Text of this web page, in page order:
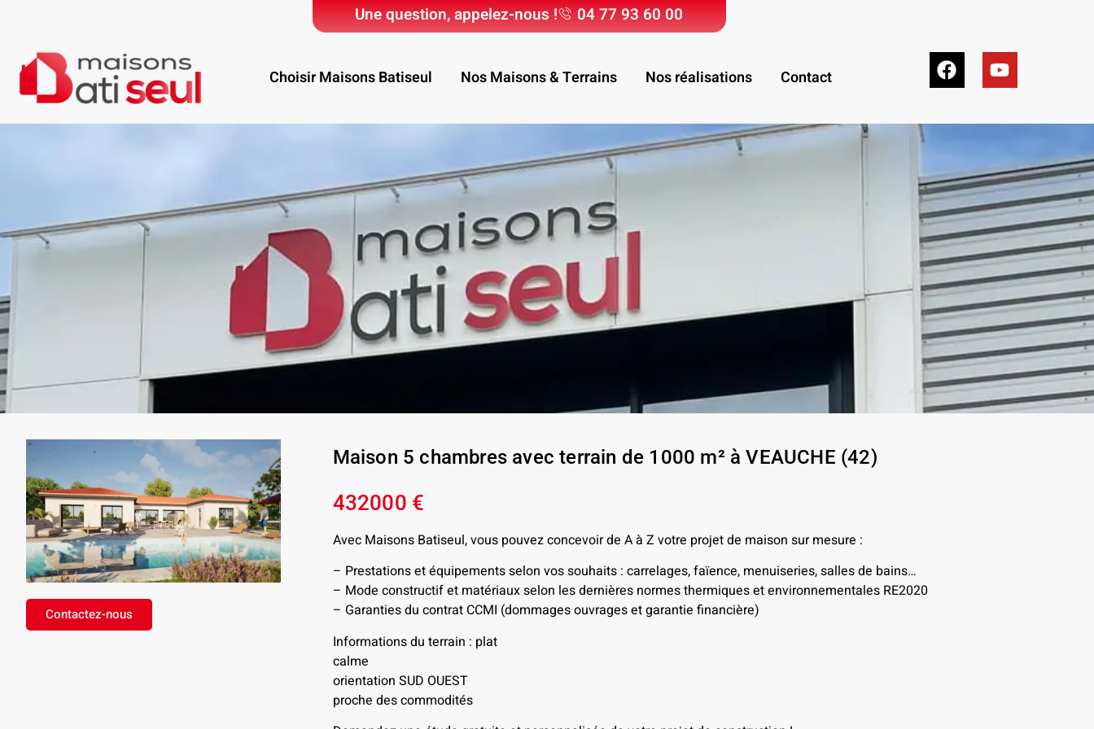
Une question, appelez-nous ! 04 77 93 60 00
Choisir Maisons Batiseul Nos Maisons & Terrains Nos réalisations Contact
Contactez-nous
Maison 5 chambres avec terrain de 1000 m² à VEAUCHE (42)
432000 €
Avec Maisons Batiseul, vous pouvez concevoir de A à Z votre projet de maison sur mesure :
– Prestations et équipements selon vos souhaits : carrelages, faïence, menuiseries, salles de bains…
– Mode constructif et matériaux selon les dernières normes thermiques et environnementales RE2020
– Garanties du contrat CCMI (dommages ouvrages et garantie financière)
Informations du terrain : plat
calme
orientation SUD OUEST
proche des commodités